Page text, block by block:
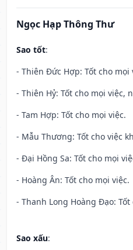
Ngọc Hạp Thông Thư
Sao tốt:
- Thiên Đức Hợp: Tốt cho mọi
- Thiên Hỷ: Tốt cho mọi việc,
- Tam Hợp: Tốt cho mọi việc.
- Mẫu Thương: Tốt cho việc
- Đại Hồng Sa: Tốt cho mọi
- Hoàng Ân: Tốt cho mọi việc.
- Thanh Long Hoàng Đạo: Tốt
Sao xấu: